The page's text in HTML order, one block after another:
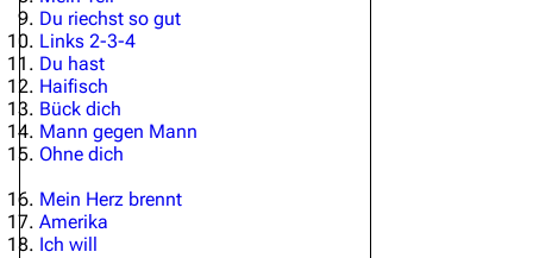
Du riechst so gut
Links 2-3-4
Du hast
Haifisch
Bück dich
Mann gegen Mann
Ohne dich
Mein Herz brennt
Amerika
Ich will